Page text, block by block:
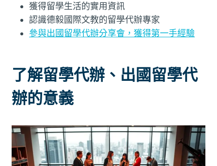
獲得留學生活的實用資訊
認識德毅國際文教的留學代辦專家
參與出國留學代辦分享會，獲得第一手經驗
了解留學代辦、出國留學代
辦的意義